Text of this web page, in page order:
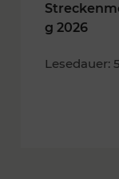
g 2026
Lesedauer: